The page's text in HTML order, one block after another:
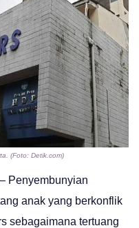
(Foto: Detik.com)
Penyembunyian
anak yang berkonflik
sebagaimana tertuang